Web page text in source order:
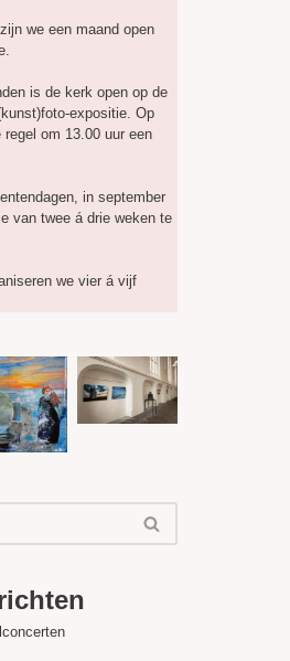
we een maand open
is de kerk open op de
expositie. Op
om 13.00 uur een
in september
van twee á drie weken te
we vier á vijf